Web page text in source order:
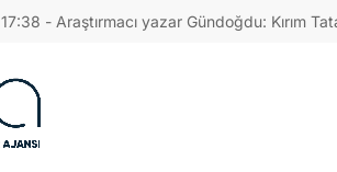
17:38 - Araştırmacı yazar Gündoğdu: Kırım
16,2322
27,9743
0,0018